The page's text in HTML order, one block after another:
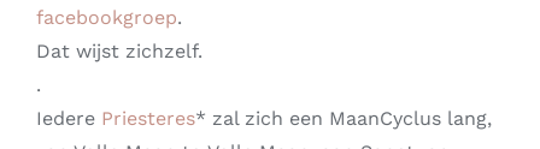
facebookgroep.
Dat wijst zichzelf.
.
Iedere Priesteres* zal zich een MaanCyclus lang,